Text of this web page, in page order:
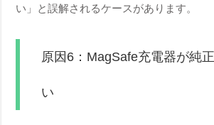
い」と誤解されるケースがあります。
原因6：MagSafe充電器が純
い